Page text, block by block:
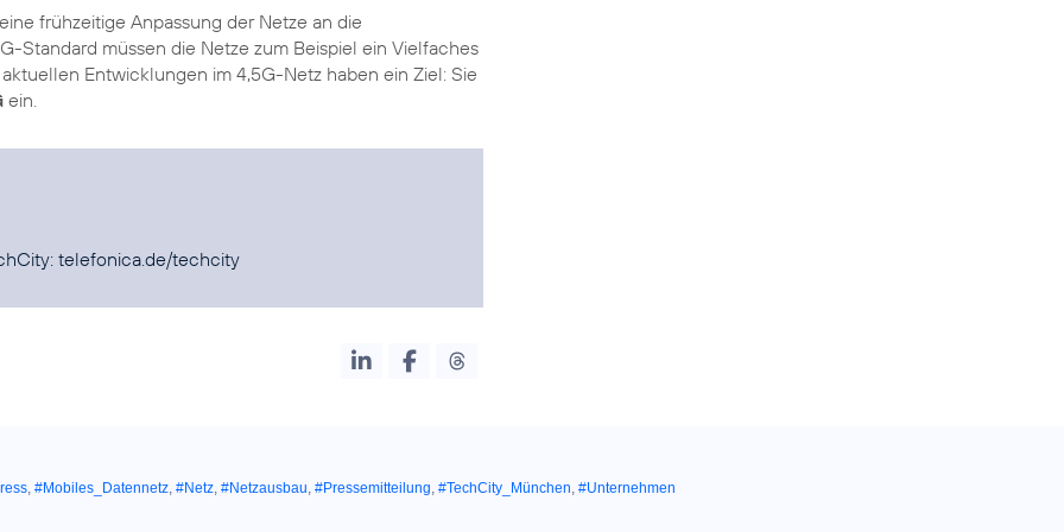
frühzeitige Anpassung der Netze an die
Standard müssen die Netze zum Beispiel ein Vielfaches
Entwicklungen im 4,5G-Netz haben ein Ziel: Sie
ein.
telefonica.de/techcity
, #Mobiles_Datennetz, #Netz, #Netzausbau, #Pressemitteilung, #TechCity_München, #Unternehmen